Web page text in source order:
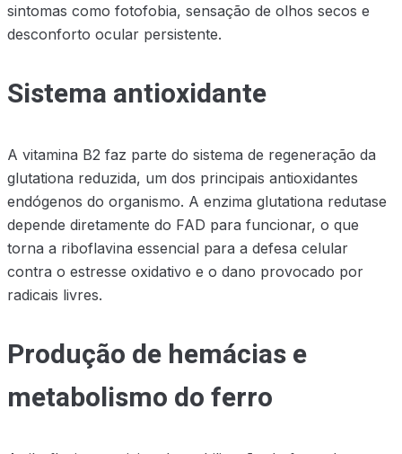
sintomas como fotofobia, sensação de olhos secos e
desconforto ocular persistente.
Sistema antioxidante
A vitamina B2 faz parte do sistema de regeneração da
glutationa reduzida, um dos principais antioxidantes
endógenos do organismo. A enzima glutationa redutase
depende diretamente do FAD para funcionar, o que
torna a riboflavina essencial para a defesa celular
contra o estresse oxidativo e o dano provocado por
radicais livres.
Produção de hemácias e
metabolismo do ferro